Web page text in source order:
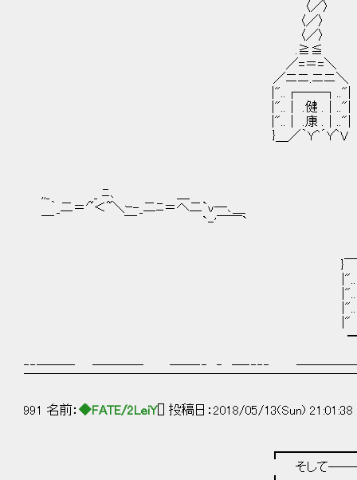
〈／〉
〈／〉
〈／〉
.≧≦
／=＝=＼
／ニニ.ニニ＼
|"..┌──┐.."|
|"..│ .健 .│.."|
|"..│ .康 .│.."|
}＿／｀Y^´Y＾V
,,_ _ ﾆ､ ＿ ､-
｀_二＝'~＜~＼ｰ-_二ﾆ＝へ二`v─､
￣ ￣ `-'￣￣` /／
}￣￣＼
|"..│
|"..│ .願
|" ,,, ,,, ,,,,
‐‐─── ──── ──‐‐ ‐ ─‐‐‐‐
991 名前： ◆FATE/2LeiY[] 投稿日：2018/05/13(Sun) 21:01:38
そして